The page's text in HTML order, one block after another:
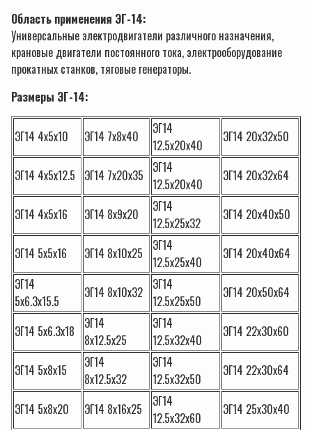
Область применения ЭГ-14:
Универсальные электродвигатели различного назначения,
крановые двигатели постоянного тока, электрооборудование
прокатных станков, тяговые генераторы.
Размеры ЭГ-14:
ЭГ14 4х5х10 ЭГ14 7х8х40
ЭГ14
12.5х20х40
ЭГ14 20х32х50
ЭГ14 4х5х12.5 ЭГ14 7х20х35
ЭГ14
12.5х20х40
ЭГ14 20х32х64
ЭГ14 4х5х16 ЭГ14 8х9х20
ЭГ14
12.5х25х32
ЭГ14 20х40х50
ЭГ14 5х5х16 ЭГ14 8х10х25
ЭГ14
12.5х25х40
ЭГ14 20х40х64
ЭГ14
5х6.3х15.5
ЭГ14 8х10х32
ЭГ14
12.5х25х50
ЭГ14 20х50х64
ЭГ14 5х6.3х18
ЭГ14
8х12.5х25
ЭГ14
12.5х32х40
ЭГ14 22х30х60
ЭГ14 5х8х15
ЭГ14
8х12.5х32
ЭГ14
12.5х32х50
ЭГ14 22х30х64
ЭГ14 5х8х20 ЭГ14 8х16х25
ЭГ14
12.5х32х60
ЭГ14 25х30х40